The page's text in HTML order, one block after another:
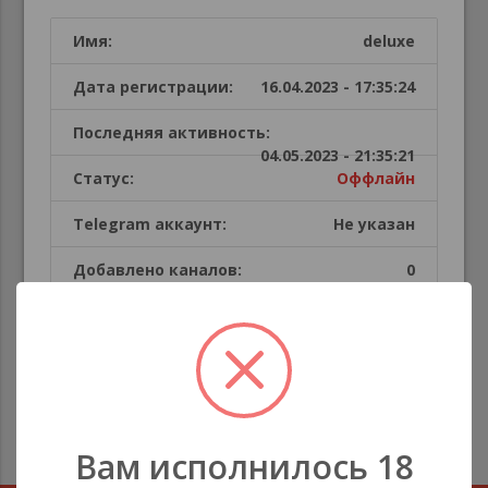
Имя: deluxe
Дата регистрации: 16.04.2023 - 17:35:24
Последняя активность:
04.05.2023 - 21:35:21
Статус:
Оффлайн
Telegram аккаунт: Не указан
Добавлено каналов: 0
Публикации пользователя
В этой секции каналов нет
Вам исполнилось 18